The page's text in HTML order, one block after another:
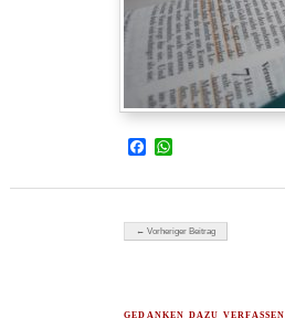
Facebook
WhatsApp
Beitragsnavigation
← Vorheriger Beitrag
GEDANKEN DAZU VERFASSEN